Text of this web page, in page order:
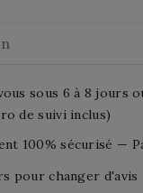
sous 6 à 8 jours
de suivi inclus)
100% sécurisé —
pour changer d'avis